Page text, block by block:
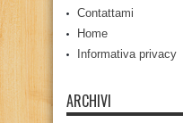
Contattami
Home
Informativa privacy
ARCHIVI